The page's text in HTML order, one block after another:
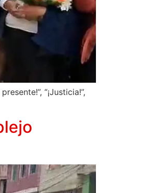
“¡Justicia!”,